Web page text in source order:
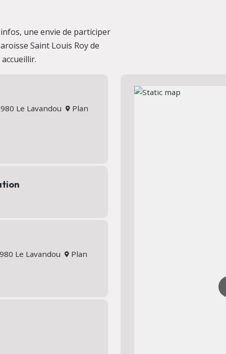
une envie de participer
Saint Louis Roy de
Le Lavandou
Plan
Le Lavandou
Plan